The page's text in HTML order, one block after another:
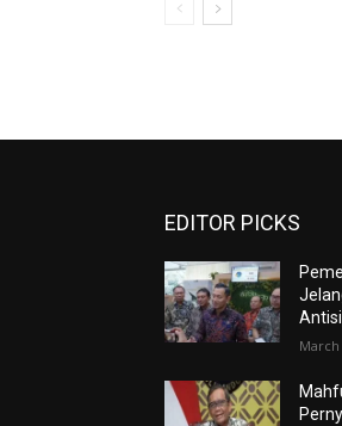
EDITOR PICKS
March